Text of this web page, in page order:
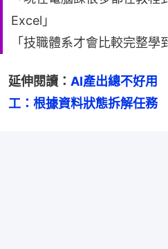
Excel」
「技職體系才會比較完整學
延伸閱讀： AI產出總不好用
工：根據資料狀態拆解任務